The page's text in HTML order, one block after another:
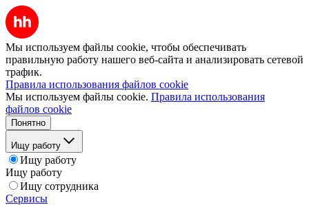
Мы используем файлы cookie, чтобы обеспечивать
правильную работу нашего веб-сайта и анализировать сетевой
трафик.
Правила использования файлов cookie
Мы используем файлы cookie. Правила использования
файлов cookie
Понятно
Ищу работу
Ищу работу
Ищу работу
Ищу сотрудника
Сервисы